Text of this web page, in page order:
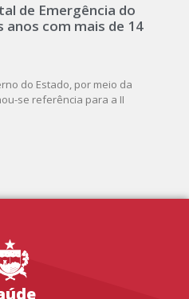
de Emergência do
com mais de 14
do Estado, por meio da
se referência para a II